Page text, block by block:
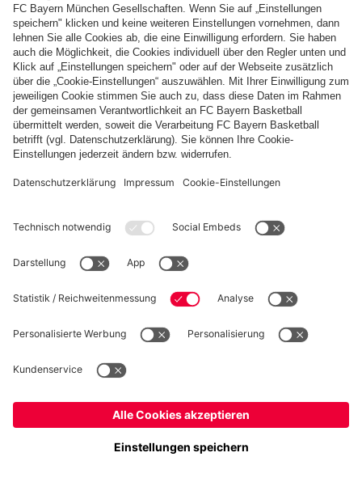
VIDEO-RÜCKBLICK
Von Real bis Ajax: Alle Halbfinals des FC
Bayern in der Champions League
Weitere Inhalte anzeigen
PARTNER
Datenschutz Nutzungsbedingungen Barrierefreiheit
Cookie Einstellungen